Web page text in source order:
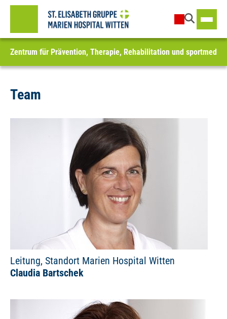
Zentrum für Prävention, Therapie, Rehabilitation und
Team
Leitung, Standort Marien Hospital Witten
Claudia Bartschek